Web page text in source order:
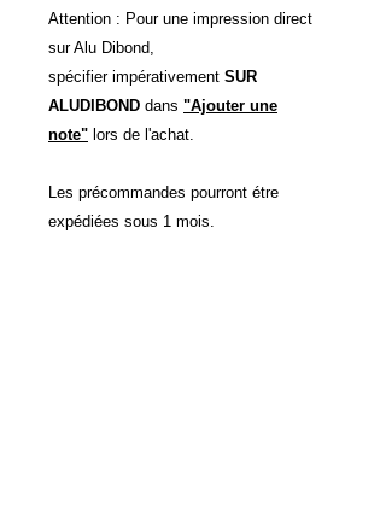
Attention : Pour une impression direct
sur Alu Dibond,
spécifier impérativement SUR
ALUDIBOND dans "Ajouter une
note" lors de l'achat.
Les précommandes pourront étre
expédiées sous 1 mois.